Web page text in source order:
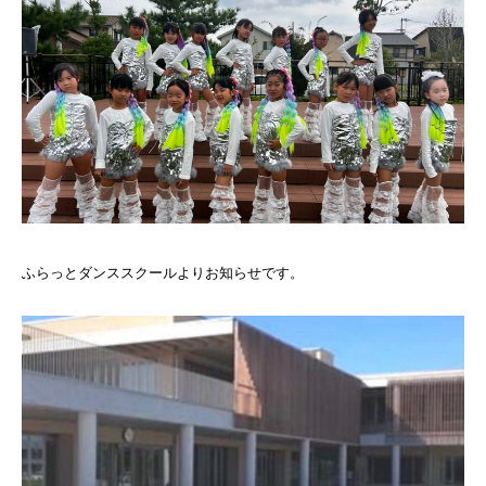
ふらっとダンススクールよりお知らせです。